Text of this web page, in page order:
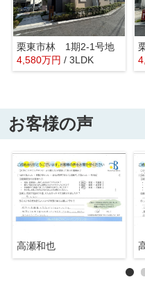
栗東市林 1期2-1号地
4,580万円 / 3LDK
お客様の声
高瀬和也